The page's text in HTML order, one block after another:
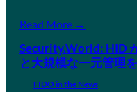
Read More →
Security.World: HID
と大規模な一元管理
FIDO in the News